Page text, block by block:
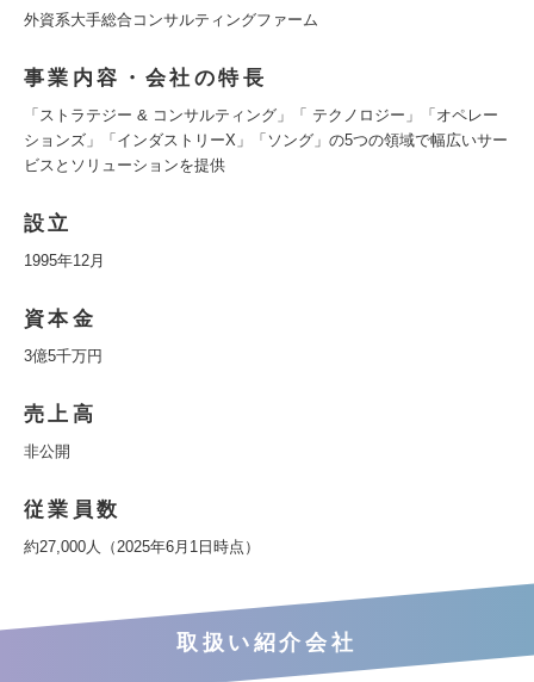
外資系大手総合コンサルティングファーム
事業内容・会社の特長
「ストラテジー & コンサルティング」「 テクノロジー」「オペレー
ションズ」「インダストリーX」「ソング」の5つの領域で幅広いサー
ビスとソリューションを提供
設立
1995年12月
資本金
3億5千万円
売上高
非公開
従業員数
約27,000人（2025年6月1日時点）
取扱い紹介会社